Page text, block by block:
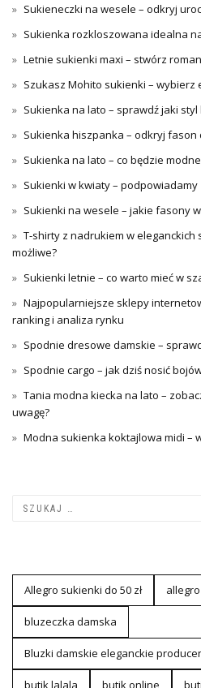
Sukieneczki na wesele – odkryj
Sukienka rozkloszowana idealna
Letnie sukienki maxi – stwórz
Szukasz Mohito sukienki – wybierz
Sukienka na lato – sprawdź jaki
Sukienka hiszpanka – odkryj fason
Sukienka na lato – co będzie
Sukienki w kwiaty – podpowiadamy
Sukienki na wesele – jakie fasony
T-shirty z nadrukiem w eleganckich
możliwe?
Sukienki letnie – co warto mieć w
Najpopularniejsze sklepy
ranking i analiza rynku
Spodnie dresowe damskie –
Spodnie cargo – jak dziś nosić
Tania modna kiecka na lato –
uwagę?
Modna sukienka koktajlowa midi –
Allegro sukienki do 50 zł
bluzeczka damska
Bluzki damskie eleganckie
butik lalala butik online